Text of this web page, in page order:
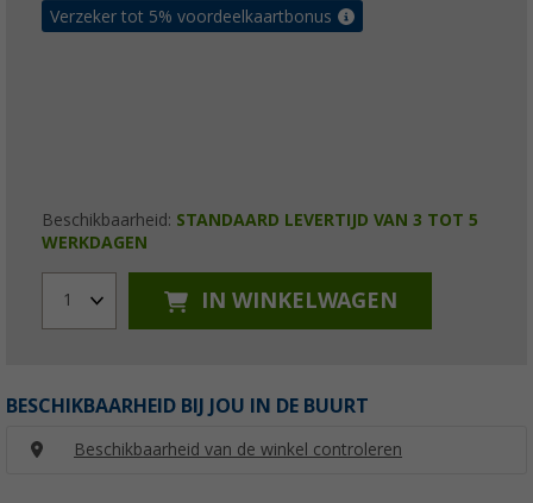
Verzeker tot 5% voordeelkaartbonus
Beschikbaarheid: STANDAARD LEVERTIJD VAN 3 TOT 5
WERKDAGEN
1 IN WINKELWAGEN
BESCHIKBAARHEID BIJ JOU IN DE BUURT
Beschikbaarheid van de winkel controleren